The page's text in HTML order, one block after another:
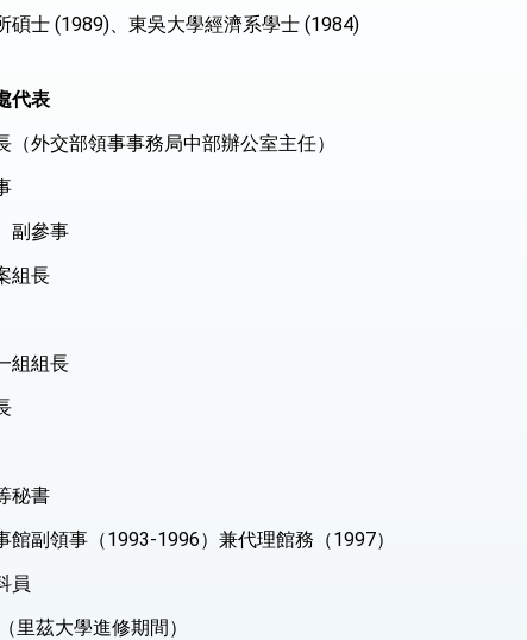
碩士 (1989)、東吳大學經濟系學士 (1984)
代表
外交部領事事務局中部辦公室主任）
副參事
組長
組組長
秘書
館副領事（1993-1996）兼代理館務（1997）
員
里茲大學進修期間）